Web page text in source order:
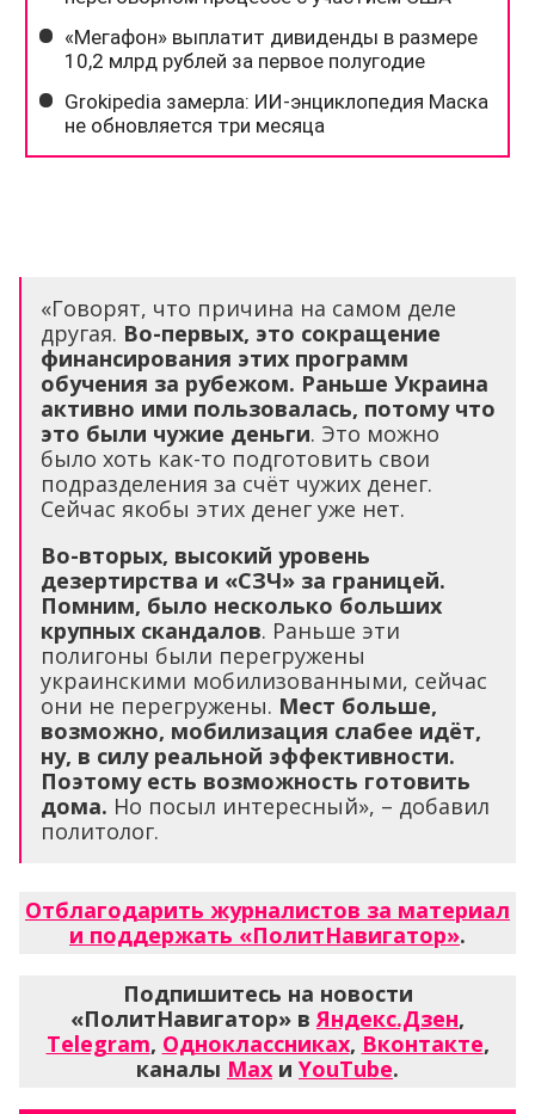
«Говорят, что причина на самом деле
другая. Во-первых, это сокращение
финансирования этих программ
обучения за рубежом. Раньше Украина
активно ими пользовалась, потому что
это были чужие деньги. Это можно
было хоть как-то подготовить свои
подразделения за счёт чужих денег.
Сейчас якобы этих денег уже нет.
Во-вторых, высокий уровень
дезертирства и «СЗЧ» за границей.
Помним, было несколько больших
крупных скандалов. Раньше эти
полигоны были перегружены
украинскими мобилизованными, сейчас
они не перегружены. Мест больше,
возможно, мобилизация слабее идёт,
ну, в силу реальной эффективности.
Поэтому есть возможность готовить
дома. Но посыл интересный», – добавил
политолог.
Отблагодарить журналистов за материал
и поддержать «ПолитНавигатор».
Подпишитесь на новости
«ПолитНавигатор» вЯндекс.Дзен,
Telegram, Одноклассниках, Вконтакте,
каналы Max и YouTube.